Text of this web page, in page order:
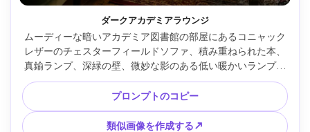
ダークアカデミアラウンジ
ムーディーな暗いアカデミア図書館の部屋にあるコニャック
レザーのチェスターフィールドソファ、積み重ねられた本、
真鍮ランプ、深緑の壁、微妙な影のある低い暖かいランプの
光、50mm レンズを備えた Canon EOS R5 で撮影、f/1.8、超
リアルな映画のようなインテリア写真、豊かなコントラス
ト、詳細なレザーパティーナ --ar 4:5
プロンプトのコピー
類似画像を作成する↗